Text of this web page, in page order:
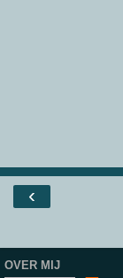
‹
OVER MIJ